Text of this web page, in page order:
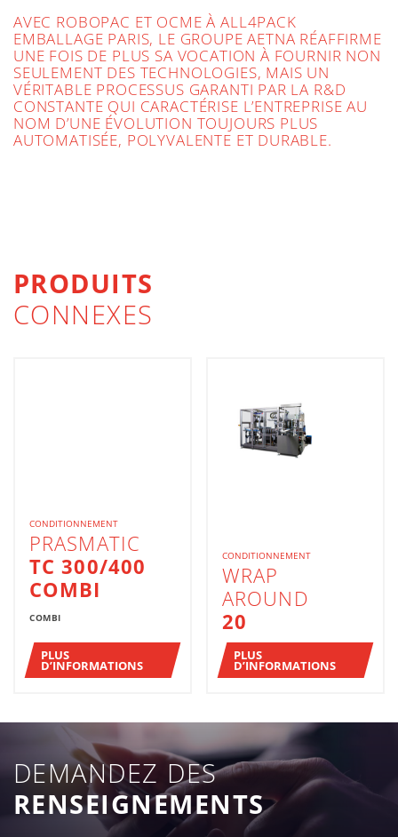
AVEC ROBOPAC ET OCME À ALL4PACK
EMBALLAGE PARIS, LE GROUPE AETNA RÉAFFIRME
UNE FOIS DE PLUS SA VOCATION À FOURNIR NON
SEULEMENT DES TECHNOLOGIES, MAIS UN
VÉRITABLE PROCESSUS GARANTI PAR LA R&D
CONSTANTE QUI CARACTÉRISE L’ENTREPRISE AU
NOM D’UNE ÉVOLUTION TOUJOURS PLUS
AUTOMATISÉE, POLYVALENTE ET DURABLE.
PRODUITS
CONNEXES
CONDITIONNEMENT
PRASMATIC
TC 300/400
COMBI
COMBI
PLUS
D’INFORMATIONS
CONDITIONNEMENT
WRAP
AROUND
20
PLUS
D’INFORMATIONS
DEMANDEZ DES
RENSEIGNEMENTS